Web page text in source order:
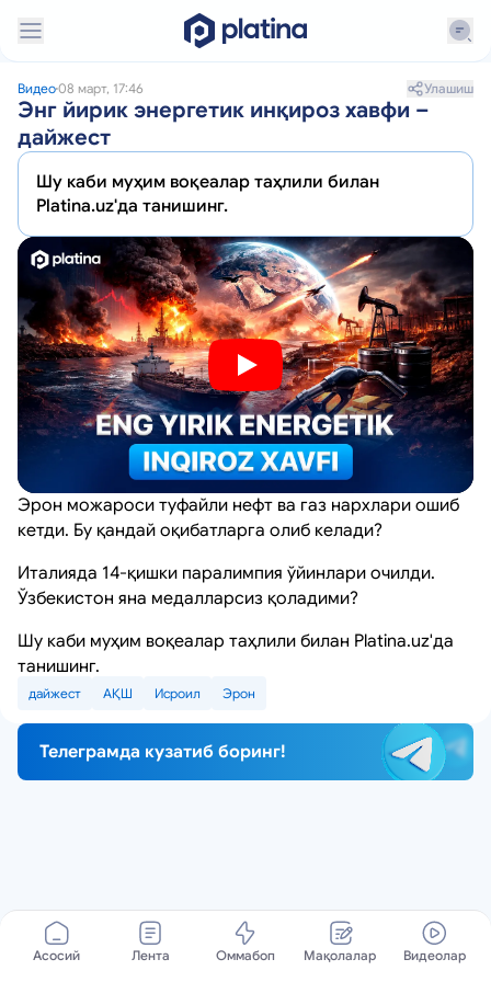
Видео08 март, 17:46 Улашиш
Энг йирик энергетик инқироз хавфи –
дайжест
Шу каби муҳим воқеалар таҳлили билан
Platina.uz'да танишинг.
Эрон можароси туфайли нефт ва газ нархлари ошиб
кетди. Бу қандай оқибатларга олиб келади?
Италияда 14-қишки паралимпия ўйинлари очилди.
Ўзбекистон яна медалларсиз қоладими?
Шу каби муҳим воқеалар таҳлили билан Platina.uz'да
танишинг.
дайжест АҚШ Исроил Эрон
Телеграмда кузатиб боринг!
Асосий Лента Оммабоп Мақолалар Видеолар